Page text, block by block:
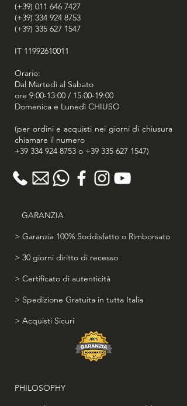
(+39) 011 646 7427
(+39) 334 924 8753
(+39) 335 627 1547
IT 11992610011
Orario:
Dal Martedì al Sabato
ore 9:00-13:00 / 15:00-19:00
Domenica e Lunedì CHIUSO
(per ordini e acquisti nei giorni di chiusura
chiamare il numero
+39 334 924 8753 o +39 335 627 1547)
GARANZIA
> Garanzia 100% Soddisfatto o Rimborsato
> 30 giorni diritto di recesso
> Certificato di autenticità
> Spedizione Gratuita in tutta Italia
> Acquisti Sicuri
PHILOSOPHY